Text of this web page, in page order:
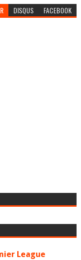
DISQUS FACEBOOK
League